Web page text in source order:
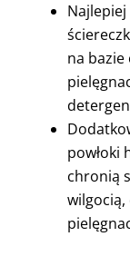
na
powłoki
chronią
wilgocią,